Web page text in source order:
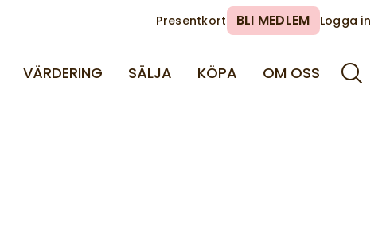
Presentkort BLI MEDLEM Logga in
VÄRDERING SÄLJA KÖPA OM OSS